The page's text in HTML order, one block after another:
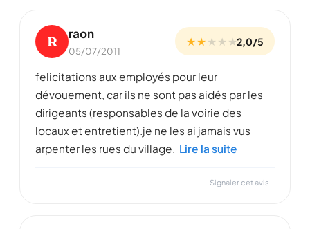
R raon
05/07/2011
★ ★★ ★ ★2,0/5
felicitations aux employés pour leur
dévouement, car ils ne sont pas aidés par les
dirigeants (responsables de la voirie des
locaux et entretient).je ne les ai jamais vus
arpenter les rues du village. Lire la suite
Signaler cet avis